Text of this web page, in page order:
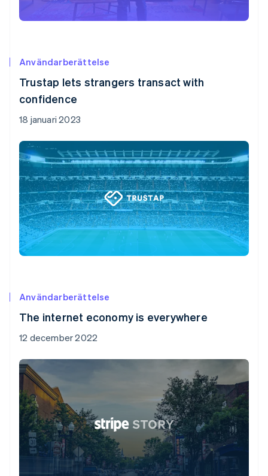
Användarberättelse
Trustap lets strangers transact with
confidence
18 januari 2023
Användarberättelse
The internet economy is everywhere
12 december 2022